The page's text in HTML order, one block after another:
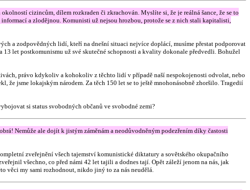
cizincům, dílem rozkraden či zkrachován. Myslíte si, že je reálná šance, že se to
a zlodějnou. Komunisti už nejsou hrozbou, protože se z nich stali kapitalisti,
a zodpovědných lidí, kteří na dnešní situaci nejvíce doplácí, musíme přestat podporovat
let postkomunismu už své skutečné schopnosti a kvality dokonale předvedli. Bohužel
právo kdykoliv a kohokoliv z těchto lidí v případě naší nespokojenosti odvolat, nebo
že jsme lokajským národem. Za těch 150 let se to ještě mnohonásobně zhoršilo. Tragedií
si status svobodných občanů ve svobodné zemi?
Nemůže ale dojít k jistým záměnám a neodůvodněným podezřením díky častosti
zveřejnění všech tajemství komunistické diktatury a sovětského okupačního
všechno, co před námi 42 let tajili a dodnes tají. Opět záleží jenom na nás, jak
věci my sami rozhodnout, nikdo jiný to za nás neudělá.